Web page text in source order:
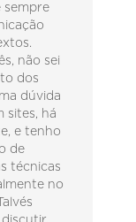
sempre
não sei
dos
dúvida
sites, há
e tenho
de
técnicas
no